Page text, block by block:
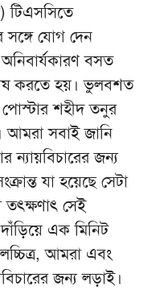
টিএসসিতে
যোগ দেন
অনিবার্যকারণ বসত
করতে হয়। ভুলবশত
শহীদ তনুর
আমরা সবাই জানি
ন্যায়বিচারের জন্য
যা হয়েছে সেটা
সেই
এক মিনিট
আমরা এবং
জন্য লড়াই।